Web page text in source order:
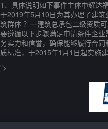
1、具体说明如下事件主体中耀达
于2019年5月10日为其办理了建
筑群体 ？一建筑总承包二级资质
要遵循以下步骤满足申请条件企
务实力和信誉，确保能够履行合
质标准，于2015年1月1日起实施
">